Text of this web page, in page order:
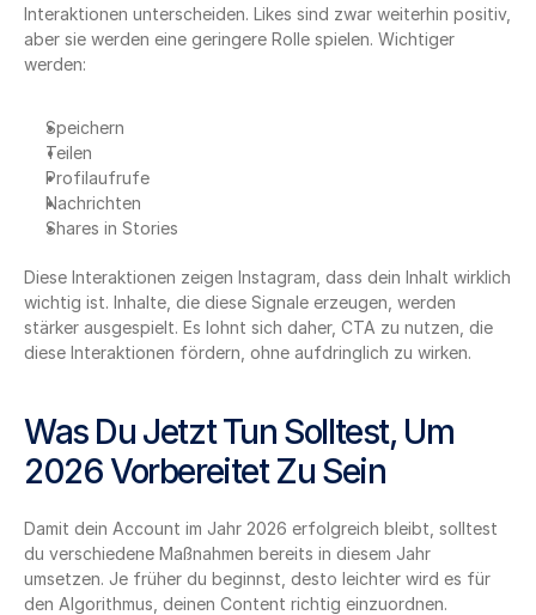
Interaktionen unterscheiden. Likes sind zwar weiterhin positiv,
aber sie werden eine geringere Rolle spielen. Wichtiger
werden:
Speichern
Teilen
Profilaufrufe
Nachrichten
Shares in Stories
Diese Interaktionen zeigen Instagram, dass dein Inhalt wirklich
wichtig ist. Inhalte, die diese Signale erzeugen, werden
stärker ausgespielt. Es lohnt sich daher, CTA zu nutzen, die
diese Interaktionen fördern, ohne aufdringlich zu wirken.
Was Du Jetzt Tun Solltest, Um
2026 Vorbereitet Zu Sein
Damit dein Account im Jahr 2026 erfolgreich bleibt, solltest
du verschiedene Maßnahmen bereits in diesem Jahr
umsetzen. Je früher du beginnst, desto leichter wird es für
den Algorithmus, deinen Content richtig einzuordnen.